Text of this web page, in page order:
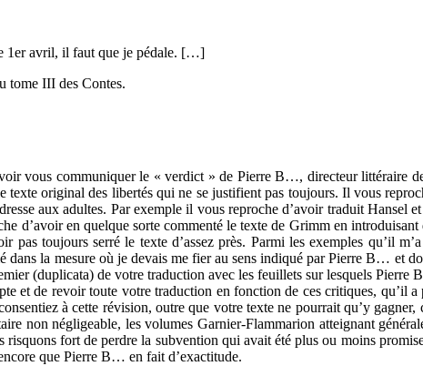
avril, il faut que je pédale. […]
tome III des Contes.
vous communiquer le « verdict » de Pierre B…, directeur
texte original des libertés qui ne se justifient pas toujours. Il vous
aux adultes. Par exemple il vous reproche d’avoir traduit Hansel
d’avoir en quelque sorte commenté le texte de Grimm en
pas toujours serré le texte d’assez près. Parmi les exemples qu’il
dans la mesure où je devais me fier au sens indiqué par Pierre B… et
(duplicata) de votre traduction avec les feuillets sur lesquels
et de revoir toute votre traduction en fonction de ces critiques, qu’il
à cette révision, outre que votre texte ne pourrait qu’y
non négligeable, les volumes Garnier-Flammarion atteignant
risquons fort de perdre la subvention qui avait été plus ou moins
que Pierre B… en fait d’exactitude.